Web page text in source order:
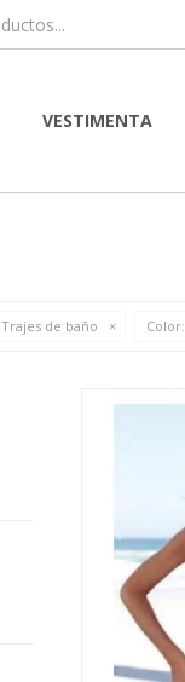
VESTIMENTA
Trajes de baño Color: